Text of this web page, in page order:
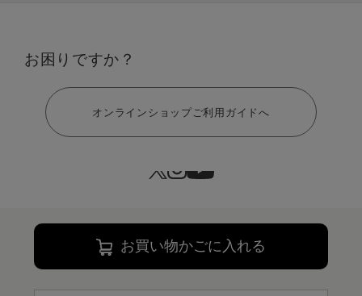
お困りですか？
オンラインショップご利用ガイドへ
サイズ：S
S M L LL
お買い物かごに入れる